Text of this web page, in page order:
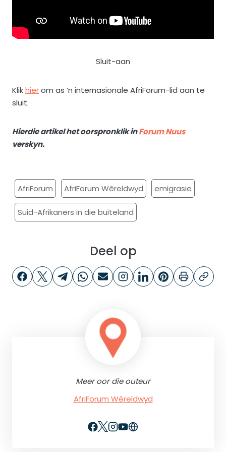
Sluit-aan
Klikhierom as ’n internasionale AfriForum-lid aan te
sluit.
Hierdie artikel het oorspronklik inForum Nuus
verskyn.
AfriForum AfriForum Wêreldwyd emigrasie
Suid-Afrikaners in die buiteland
Deel op
Meer oor die outeur
AfriForum Wêreldwyd